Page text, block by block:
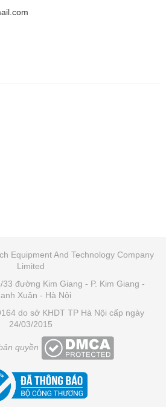
Equipment And Technology Company
Limited
đường Kim Giang - P. Kim Giang -
Xuân - Hà Nội
do sở KHDT TP Hà Nội cấp ngày
24/03/2015
quyền